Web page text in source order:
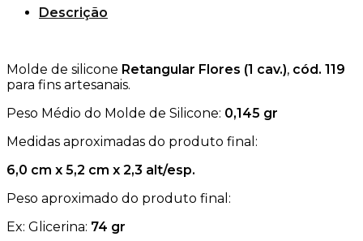
Descrição
Molde de silicone Retangular Flores (1 cav.), cód. 119
para fins artesanais.
Peso Médio do Molde de Silicone: 0,145 gr
Medidas aproximadas do produto final:
6,0 cm x 5,2 cm x 2,3 alt/esp.
Peso aproximado do produto final:
Ex: Glicerina: 74 gr